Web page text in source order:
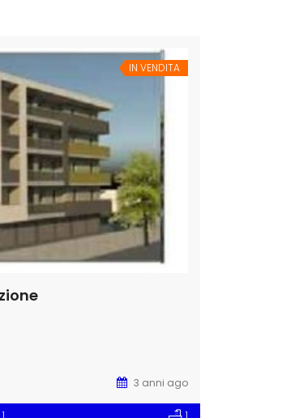
IN VENDITA
3 anni ago